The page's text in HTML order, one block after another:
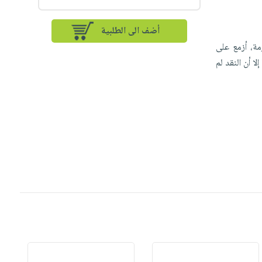
أزمع على
أن النقد لم
أضف الى الطلبية